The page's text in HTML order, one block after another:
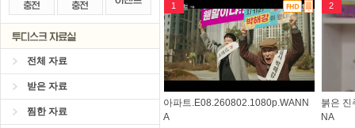
전체 자료
받은 자료
찜한 자료
1
아파트.E08.260802.1080p.WANN
A
2
붉은
NA